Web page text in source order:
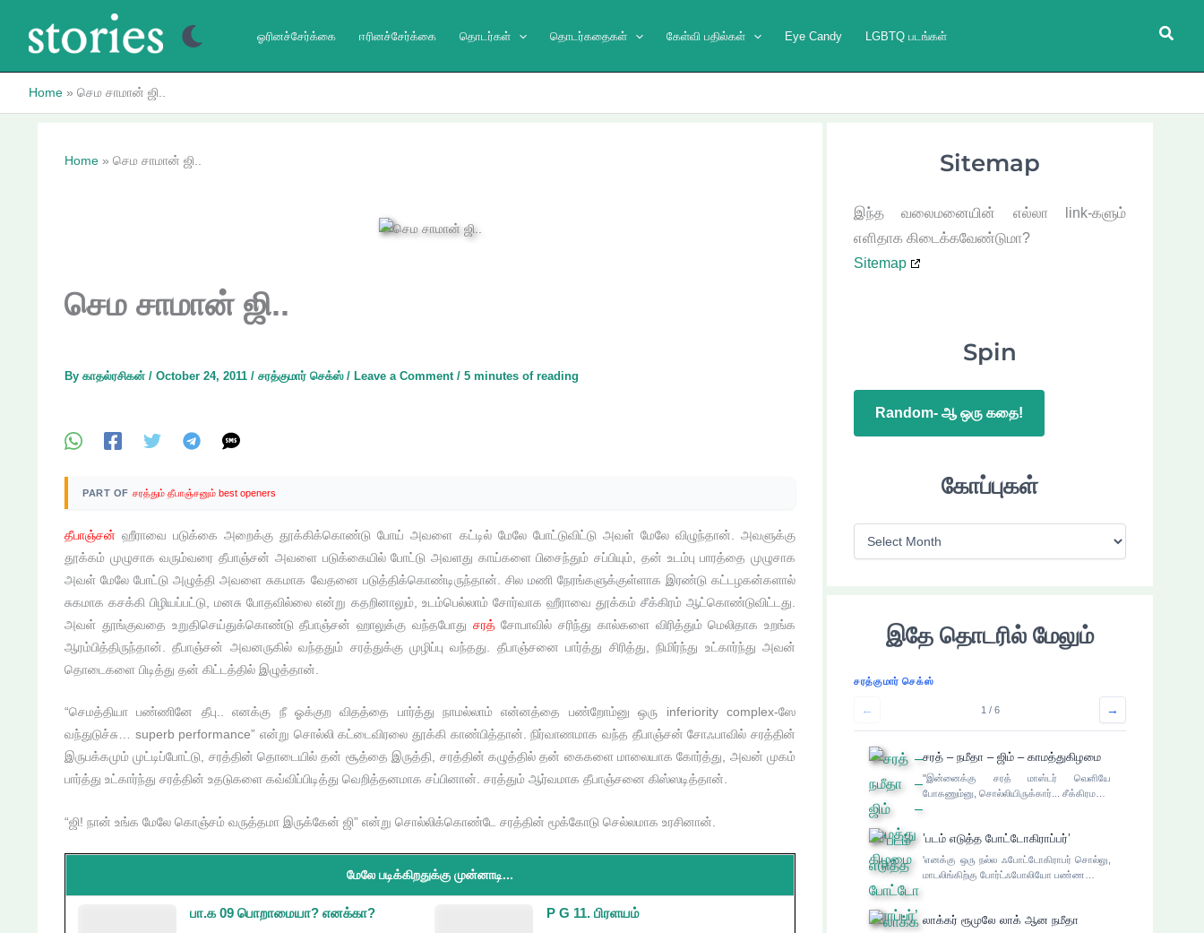
content
ஓரினச்சேர்க்கை ஈரினச்சேர்க்கை தொடர்கள் தொடர்கதைகள் கேள்வி பதில்கள் Eye Candy LGBTQ படங்கள்
Home செம சாமான் ஜி..
Home செம சாமான் ஜி..
செம சாமான் ஜி..
By காதல்ரசிகன் / October 24, 2011 / சரத்குமார் செக்ஸ்/ Leave a Comment / 5 minutes of reading
PART OF சரத்தும் தீபாஞ்சனும் best openers
தீபாஞ்சன் ஹீராவை படுக்கை அறைக்கு தூக்கிக்கொண்டு போய் அவளை கட்டில் மேலே போட்டுவிட்டு அவள் மேலே விழுந்தான். அவளுக்கு
தூக்கம் முழுசாக வரும்வரை தீபாஞ்சன் அவளை படுக்கையில் போட்டு அவளது காய்களை பிசைந்தும் சப்பியும், தன் உடம்பு பாரத்தை முழுசாக
அவள் மேலே போட்டு அழுத்தி அவளை சுகமாக வேதனை படுத்திக்கொண்டிருந்தான். சில மணி நேரங்களுக்குள்ளாக இரண்டு கட்டழகன்களால்
சுகமாக கசக்கி பிழியப்பட்டு, மனசு போதவில்லை என்று கதறினாலும், உடம்பெல்லாம் சோர்வாக ஹீராவை தூக்கம் சீக்கிரம் ஆட்கொண்டுவிட்டது.
அவள் தூங்குவதை உறுதிசெய்துக்கொண்டு தீபாஞ்சன் ஹாலுக்கு வந்தபோது சரத் சோபாவில் சரிந்து கால்களை விரித்தும் மெலிதாக உறங்க
ஆரம்பித்திருந்தான். தீபாஞ்சன் அவனருகில் வந்ததும் சரத்துக்கு முழிப்பு வந்தது. தீபாஞ்சனை பார்த்து சிரித்து, நிமிர்ந்து உட்கார்ந்து அவன்
தொடைகளை பிடித்து தன் கிட்டத்தில் இழுத்தான்.
“செமத்தியா பண்ணினே தீபு.. எனக்கு நீ ஓக்குற விதத்தை பார்த்து நாமல்லாம் என்னத்தை பண்றோம்னு ஒரு inferiority complex-ஸே
வந்துடுச்சு… superb performance” என்று சொல்லி கட்டைவிரலை தூக்கி காண்பித்தான். நிர்வாணமாக வந்த தீபாஞ்சன் சோஃபாவில் சரத்தின்
இருபக்கமும் முட்டிப்போட்டு, சரத்தின் தொடையில் தன் சூத்தை இருத்தி, சரத்தின் கழுத்தில் தன் கைகளை மாலையாக கோர்த்து, அவன் முகம்
பார்த்து உட்கார்ந்து சரத்தின் உதடுகளை கவ்விப்பிடித்து வெறித்தனமாக சப்பினான். சரத்தும் ஆர்வமாக தீபாஞ்சனை கிஸ்ஸடித்தான்.
“ஜி! நான் உங்க மேலே கொஞ்சம் வருத்தமா இருக்கேன் ஜி” என்று சொல்லிக்கொண்டே சரத்தின் மூக்கோடு செல்லமாக உரசினான்.
மேலே படிக்கிறதுக்கு முன்னாடி...
பா.க 09 பொறாமையா? எனக்கா? P G 11. பிரளயம்
Sitemap
இந்த வலைமனையின் எல்லா link-களும்
எளிதாக கிடைக்கவேண்டுமா?
Sitemap
Spin
Random- ஆ ஒரு கதை!
கோப்புகள்
கோ
ப்
இதே தொடரில் மேலும்
சரத்குமார் செக்ஸ்
← 1 / 6 →
சரத் – நமீதா – ஜிம் – காமத்துகிழமை
"இன்னைக்கு சரத் மாஸ்டர் வெளியே
போகணும்னு, சொல்லியிருக்கார்... சீக்கிரம…
’படம் எடுத்த போட்டோகிராப்பர்’
'எனக்கு ஒரு நல்ல ஃபோட்டோகிராபர் சொல்லு,
மாடலிங்கிற்கு போர்ட்ஃபோலியோ பண்ண…
லாக்கர் ரூமுலே லாக் ஆன நமீதா